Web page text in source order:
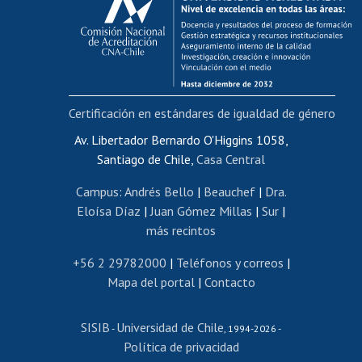
Postulación al AUCAI
Funcionarias/os
Cursos internos de capacitación
Bienestar del personal
Portal de movilidad interna
Certificado de renta
Certificado de renta honorarios
Editar páginas blancas
Extranjeras/os
Revalidación y reconocimiento de títulos
Postulación al Programa de Movilidad Estudiantil
Cursos de español
Av. Libertador Bernardo O'Higgins 1058,
Santiago de Chile, Casa Central
Campus: Andrés Bello | Beauchef| Dra.
Eloísa Díaz | Juan Gómez Millas | Sur |
más recintos
+56 2 29782000 | Teléfonos y correos |
Mapa del portal| Contacto
SISIB - Universidad de Chile , 1994-2026 -
Política de privacidad
Certificación en estándares de igualdad de género